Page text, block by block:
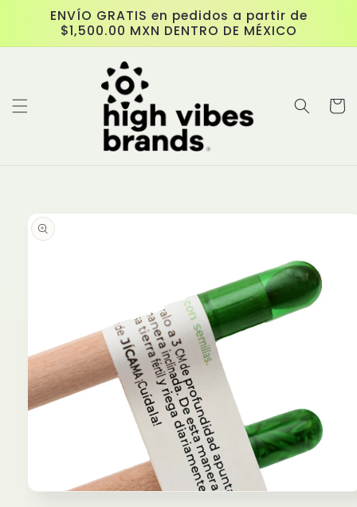
跳至內ENVÍO GRATIS en pedidos a partir de
$1,500.00 MXN DENTRO DE MÉXICO
物
略過產
品資訊